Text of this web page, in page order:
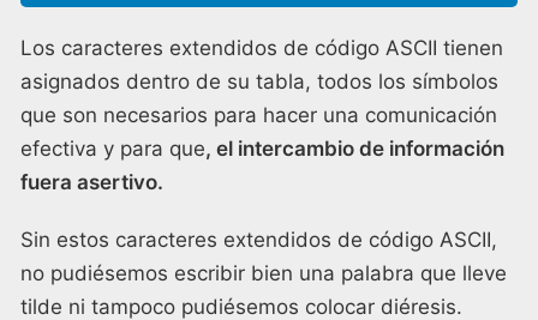
Los caracteres extendidos de código ASCII tienen
asignados dentro de su tabla, todos los símbolos
que son necesarios para hacer una comunicación
efectiva y para que, el intercambio de información
fuera asertivo.
Sin estos caracteres extendidos de código ASCII,
no pudiésemos escribir bien una palabra que lleve
tilde ni tampoco pudiésemos colocar diéresis.